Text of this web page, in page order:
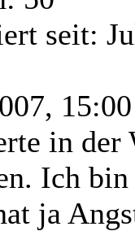
seit:
15:00
in der
Ich
ja